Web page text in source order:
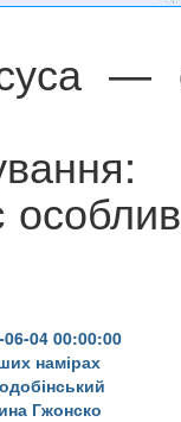
—
06-04 00:00:00
намірах
Гжонско